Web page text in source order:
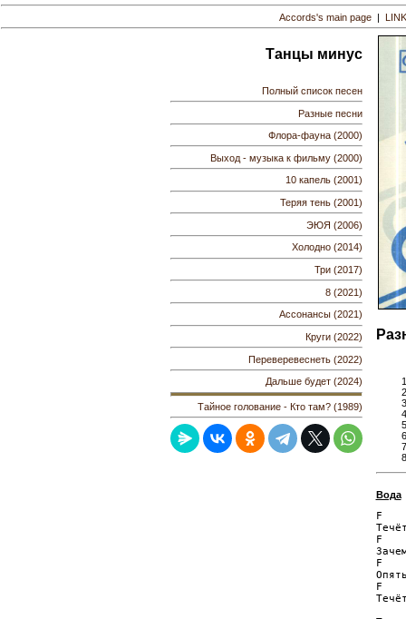
Accords's main page |
Танцы минус
Полный список песен
Разные песни
Флора-фауна (2000)
Выход - музыка к фильму (2000)
10 капель (2001)
Теряя тень (2001)
ЭЮЯ (2006)
Холодно (2014)
Три (2017)
8 (2021)
Ассонансы (2021)
Круги (2022)
Переверевеснеть (2022)
Дальше будет (2024)
Тайное голование - Кто там? (1989)
Вода
F
F
F
F